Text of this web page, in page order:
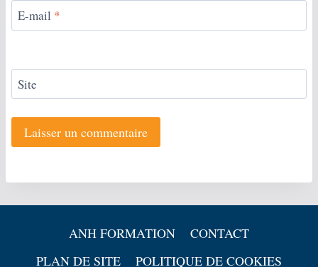
E-mail *
Site
ANH FORMATION
CONTACT
PLAN DE SITE
POLITIQUE DE COOKIES